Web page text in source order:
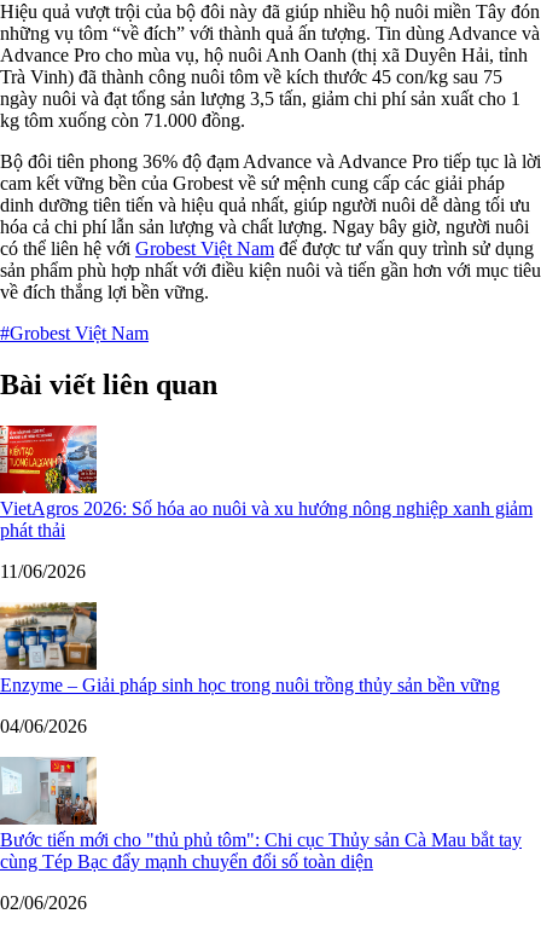
Hiệu quả vượt trội của bộ đôi này đã giúp nhiều hộ nuôi miền Tây đón
những vụ tôm “về đích” với thành quả ấn tượng. Tin dùng Advance và
Advance Pro cho mùa vụ, hộ nuôi Anh Oanh (thị xã Duyên Hải, tỉnh
Trà Vinh) đã thành công nuôi tôm về kích thước 45 con/kg sau 75
ngày nuôi và đạt tổng sản lượng 3,5 tấn, giảm chi phí sản xuất cho 1
kg tôm xuống còn 71.000 đồng.
Bộ đôi tiên phong 36% độ đạm Advance và Advance Pro tiếp tục là lời
cam kết vững bền của Grobest về sứ mệnh cung cấp các giải pháp
dinh dưỡng tiên tiến và hiệu quả nhất, giúp người nuôi dễ dàng tối ưu
hóa cả chi phí lẫn sản lượng và chất lượng. Ngay bây giờ, người nuôi
có thể liên hệ với Grobest Việt Nam để được tư vấn quy trình sử dụng
sản phẩm phù hợp nhất với điều kiện nuôi và tiến gần hơn với mục tiêu
về đích thắng lợi bền vững.
#Grobest Việt Nam
Bài viết liên quan
VietAgros 2026: Số hóa ao nuôi và xu hướng nông nghiệp xanh giảm
phát thải
11/06/2026
Enzyme – Giải pháp sinh học trong nuôi trồng thủy sản bền vững
04/06/2026
Bước tiến mới cho "thủ phủ tôm": Chi cục Thủy sản Cà Mau bắt tay
cùng Tép Bạc đẩy mạnh chuyển đổi số toàn diện
02/06/2026